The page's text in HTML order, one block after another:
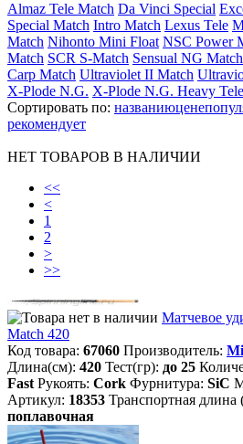
Almaz Tele Match Da Vinci Special
Special Match Intro Match Lexus Tele
Match Nihonto Mini Float NSC Power
Match SCR S-Match Sensual NG Match
Carp Match Ultraviolet II Match
X-Plode N.G. X-Plode N.G. Heavy
Сортировать по: названиюцене
рекомендует
НЕТ ТОВАРОВ В НАЛИЧИИ
<<
<
1
2
>
>>
Матчевое
Match 420
Код товара: 67060 Производитель:
Длина(см): 420 Тест(гр): до 25
Fast Рукоять: Cork Фурнитура: SiC
Артикул: 18353 Транспортная длина
поплавочная